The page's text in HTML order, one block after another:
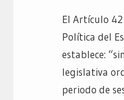
El Artículo
Política del
establece:
legislativa
periodo de